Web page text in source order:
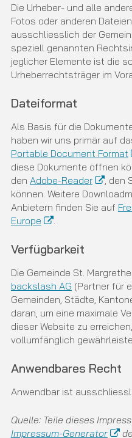
Die Urheber- und alle
Fotos oder anderen
ausschliesslich der
speziell genannten
jeglicher Elemente ist die
Urheberrechtsträger im
Dateiformat
Als Basis für die
haben wir uns primär auf
Portable Document Format
diese Dokumente öffnen
den Adobe-Reader
, den
können. Weitere
Anbietern finden Sie auf
Europe
.
Verfügbarkeit
Die Gemeinde St.
backslash AG (Partner für
Gemeinden, Städte,
daran, um eine maximale
dieser Website zu
vollumfänglich
Anwendbares Recht
Anwendbar ist
Quelle: Teile dieses
Impressum-Generator